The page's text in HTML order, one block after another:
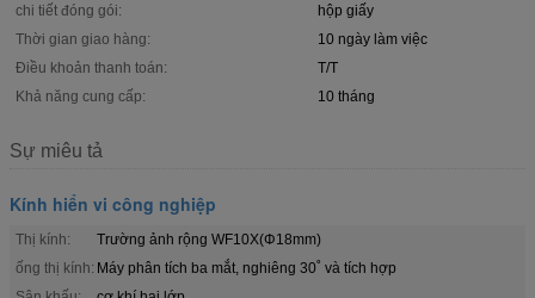
chi tiết đóng gói:
hộp giấy
Thời gian giao hàng:
10 ngày làm việc
Điều khoản thanh toán:
T/T
Khả năng cung cấp:
10 tháng
Sự miêu tả
Kính hiển vi công nghiệp
Thị kính:
Trường ảnh rộng WF10X(Φ18mm)
ống thị kính: Máy phân tích ba mắt, nghiêng 30˚ và tích hợp